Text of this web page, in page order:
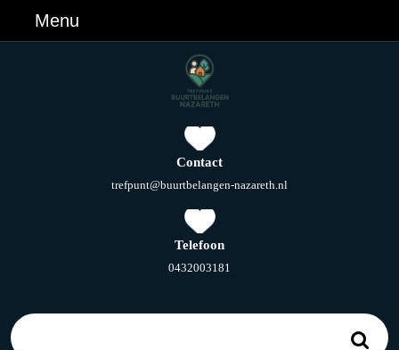
Menu
Contact
trefpunt@buurtbelangen-nazareth.nl
Telefoon
0432003181